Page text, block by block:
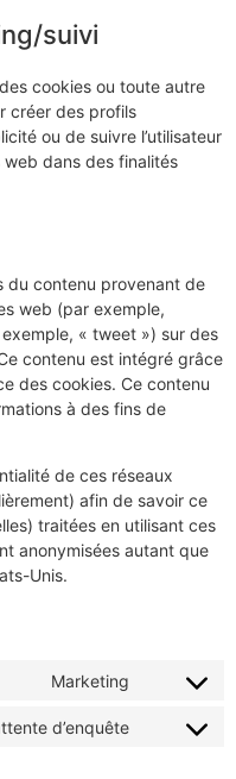
suivi
cookies ou toute autre
créer des profils
ou de suivre l’utilisateur
dans des finalités
du contenu provenant de
web (par exemple,
« tweet ») sur des
contenu est intégré grâce
des cookies. Ce contenu
à des fins de
de ces réseaux
afin de savoir ce
traitées en utilisant ces
anonymisées autant que
Unis.
Marketing
d’enquête